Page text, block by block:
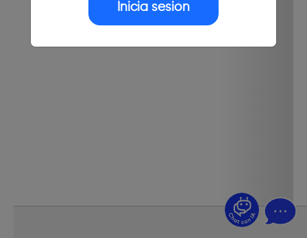
Inicia sesión